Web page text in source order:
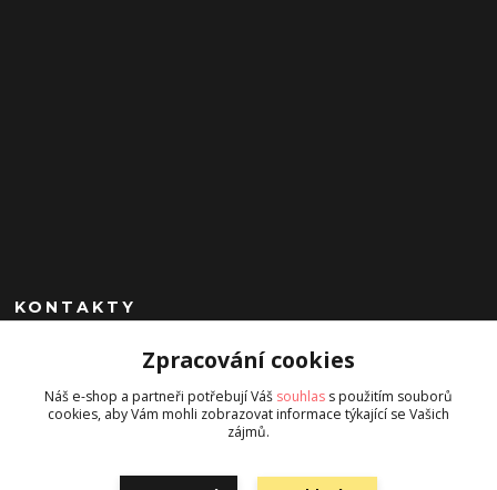
KONTAKTY
+420 602 260 963
jan.chrobak@seznam.cz
Zpracování cookies
Náš e-shop a partneři potřebují Váš souhlas s použitím souborů
cookies, aby Vám mohli zobrazovat informace týkající se Vašich
zájmů.